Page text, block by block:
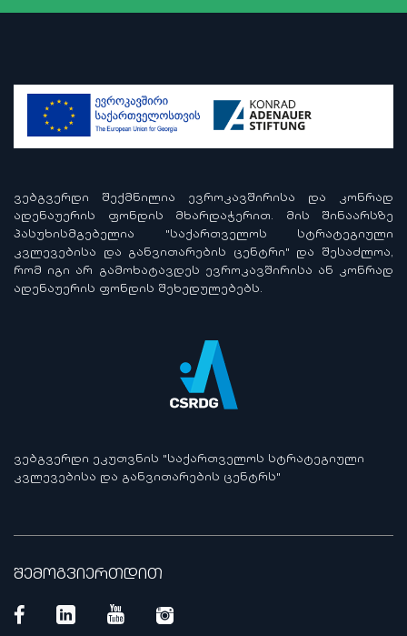
ᲕᲔᲑᲒᲕᲔᲠᲓᲘ ᲨᲔᲥᲛᲜᲘᲚᲘᲐ ᲔᲕᲠᲝᲙᲐᲕᲨᲘᲠᲘᲡᲐ ᲓᲐ ᲙᲝᲜᲠᲐᲓ
ᲐᲓᲔᲜᲐᲣᲔᲠᲘᲡ ᲤᲝᲜᲓᲘᲡ ᲛᲮᲐᲠᲓᲐᲭᲔᲠᲘᲗ. ᲛᲘᲡ ᲨᲘᲜᲐᲐᲠᲡᲖᲔ
ᲞᲐᲡᲣᲮᲘᲡᲛᲒᲔᲑᲔᲚᲘᲐ "ᲡᲐᲥᲐᲠᲗᲕᲔᲚᲝᲡ ᲡᲢᲠᲐᲢᲔᲒᲘᲣᲚᲘ
ᲙᲕᲚᲔᲕᲔᲑᲘᲡᲐ ᲓᲐ ᲒᲐᲜᲕᲘᲗᲐᲠᲔᲑᲘᲡ ᲪᲔᲜᲢᲠᲘ" ᲓᲐ ᲨᲔᲡᲐᲫᲚᲝᲐ,
ᲠᲝᲛ ᲘᲒᲘ ᲐᲠ ᲒᲐᲛᲝᲮᲐᲢᲐᲕᲓᲔᲡ ᲔᲕᲠᲝᲙᲐᲕᲨᲘᲠᲘᲡᲐ ᲐᲜ ᲙᲝᲜᲠᲐᲓ
ᲐᲓᲔᲜᲐᲣᲔᲠᲘᲡ ᲤᲝᲜᲓᲘᲡ ᲨᲔᲮᲔᲓᲣᲚᲔᲑᲔᲑᲡ.
ᲕᲔᲑᲒᲕᲔᲠᲓᲘ ᲔᲙᲣᲗᲕᲜᲘᲡ "ᲡᲐᲥᲐᲠᲗᲕᲔᲚᲝᲡ ᲡᲢᲠᲐᲢᲔᲒᲘᲣᲚᲘ
ᲙᲕᲚᲔᲕᲔᲑᲘᲡᲐ ᲓᲐ ᲒᲐᲜᲕᲘᲗᲐᲠᲔᲑᲘᲡ ᲪᲔᲜᲢᲠᲡ"
შემოგვიერთდით